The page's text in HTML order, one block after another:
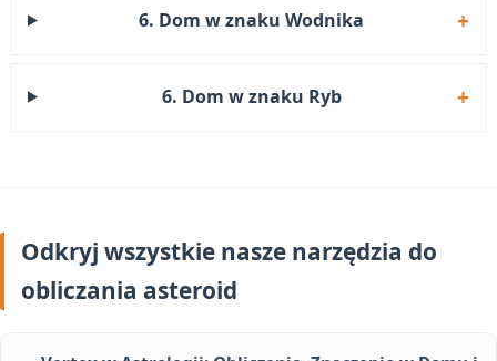
6. Dom w znaku Wodnika
6. Dom w znaku Ryb
Odkryj wszystkie nasze narzędzia do
obliczania asteroid